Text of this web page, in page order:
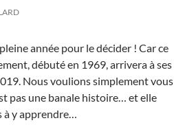
année pour le décider ! Car ce
débuté en 1969, arrivera à ses
Nous voulions simplement vous
pas une banale histoire… et elle
à y apprendre…